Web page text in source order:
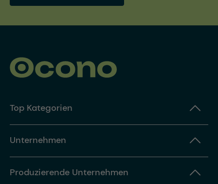
Top Kategorien
Unternehmen
Produzierende Unternehmen